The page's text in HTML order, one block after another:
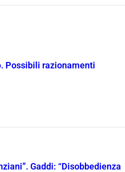
Possibili razionamenti
Gaddi: “Disobbedienza